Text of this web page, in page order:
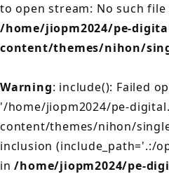
to open stream: No such
/home/jiopm2024/pe-
content/themes/nihon/
Warning: include(): Failed
'/home/jiopm2024/pe-
content/themes/nihon/
inclusion (include_path='.:/
in/home/jiopm2024/pe-